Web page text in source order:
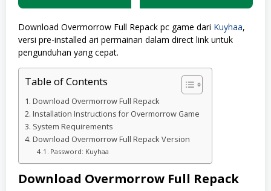
Download Overmorrow Full Repack pc game dari Kuyhaa,
versi pre-installed ari permainan dalam direct link untuk
pengunduhan yang cepat.
Table of Contents
Download Overmorrow Full Repack
Installation Instructions for Overmorrow Game
System Requirements
Download Overmorrow Full Repack Version
Password: Kuyhaa
Download Overmorrow Full Repack